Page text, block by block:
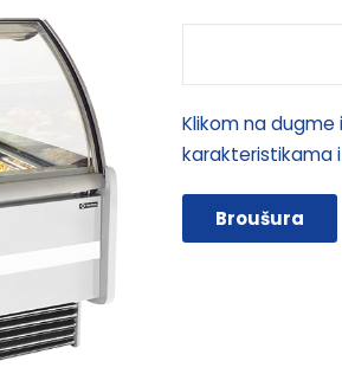
Klikom na
karakteristikama
Broušura